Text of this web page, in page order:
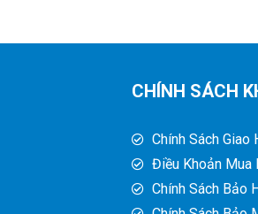
CHÍNH SÁCH
Chính Sách Giao
Điều Khoản Mua
Chính Sách Bảo